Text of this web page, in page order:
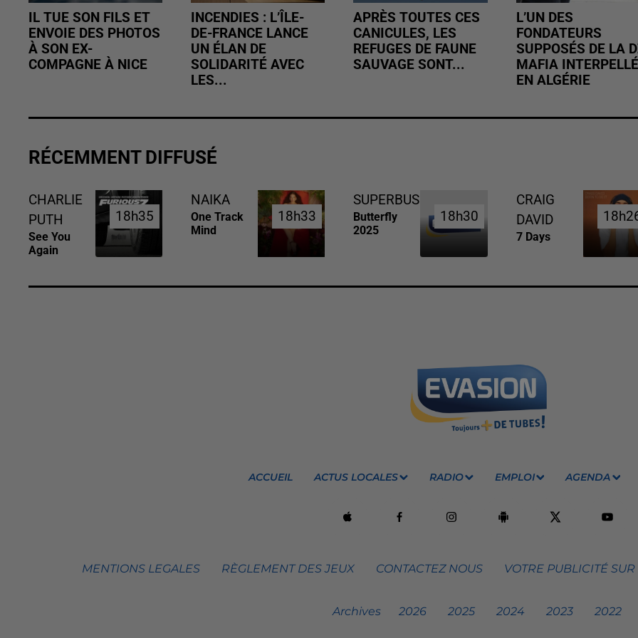
IL TUE SON FILS ET
ENVOIE DES PHOTOS
À SON EX-
COMPAGNE À NICE
INCENDIES : L’ÎLE-
DE-FRANCE LANCE
UN ÉLAN DE
SOLIDARITÉ AVEC
LES...
APRÈS TOUTES CES
CANICULES, LES
REFUGES DE FAUNE
SAUVAGE SONT...
L’UN DES
FONDATEURS
SUPPOSÉS DE LA
MAFIA INTERPELLÉ
EN ALGÉRIE
RÉCEMMENT DIFFUSÉ
CHARLIE
PUTH
See You
Again
18h35
18h35
NAIKA
One Track
Mind
18h33
18h33
SUPERBUS
Butterfly
2025
18h30
18h30
CRAIG
DAVID
7 Days
ACCUEIL ACTUS LOCALES RADIO EMPLOI AGENDA
MENTIONS LEGALES RÈGLEMENT DES JEUX CONTACTEZ NOUS VOTRE PUBLICITÉ
Archives 2026 2025 2024 2023 2022